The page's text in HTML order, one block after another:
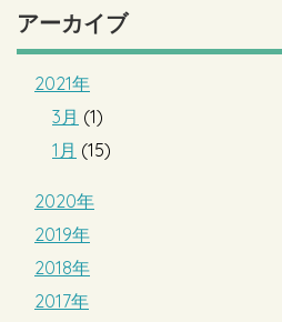
アーカイブ
2021年
3月 (1)
1月 (15)
2020年
2019年
2018年
2017年